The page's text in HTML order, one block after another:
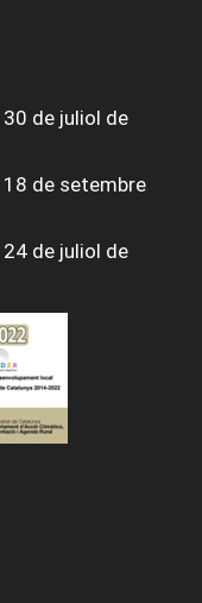
30 de juliol de
18 de setembre
24 de juliol de